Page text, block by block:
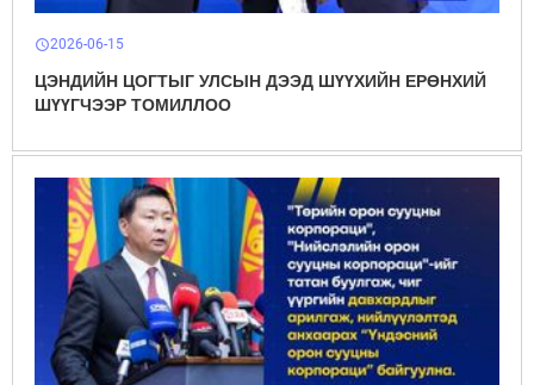
schedule2026-06-15
ЦЭНДИЙН ЦОГТЫГ УЛСЫН ДЭЭД ШҮҮХИЙН ЕРӨНХИЙ
ШҮҮГЧЭЭР ТОМИЛЛОО